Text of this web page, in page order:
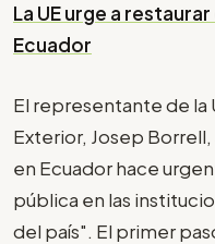
La UE urge a
Ecuador
El representante de la
Exterior, Josep
en Ecuador hace
pública en las
del país". El primer